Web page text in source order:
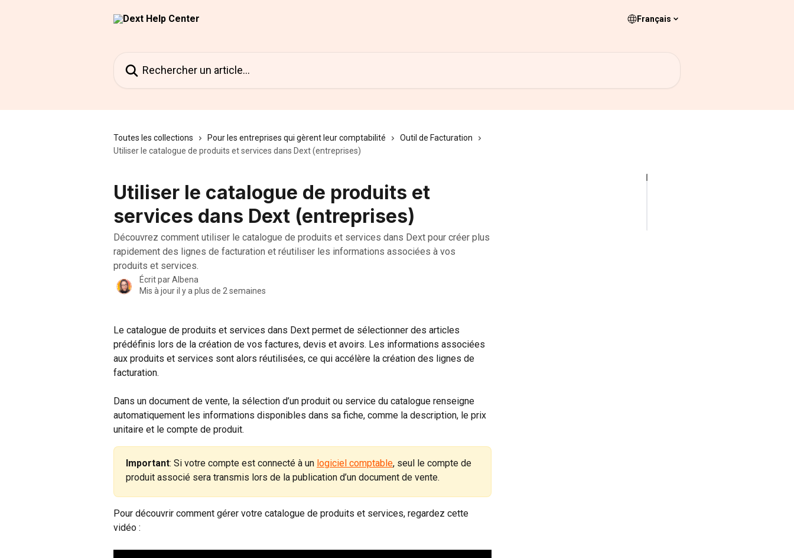
Français
Toutes les collections Pour les entreprises qui gèrent leur comptabilité
Outil de Facturation
Utiliser le catalogue de produits et services dans Dext (entreprises)
Utiliser le catalogue de produits et
services dans Dext (entreprises)
Découvrez comment utiliser le catalogue de produits et services dans Dext pour créer plus
rapidement des lignes de facturation et réutiliser les informations associées à vos
produits et services.
Écrit parAlbena
Mis à jour il y a plus de 2 semaines
Le catalogue de produits et services dans Dext permet de sélectionner des articles
prédéfinis lors de la création de vos factures, devis et avoirs. Les informations associées
aux produits et services sont alors réutilisées, ce qui accélère la création des lignes de
facturation.
Dans un document de vente, la sélection d’un produit ou service du catalogue renseigne
automatiquement les informations disponibles dans sa fiche, comme la description, le prix
unitaire et le compte de produit.
Important: Si votre compte est connecté à un logiciel comptable, seul le compte de
produit associé sera transmis lors de la publication d’un document de vente.
Pour découvrir comment gérer votre catalogue de produits et services, regardez cette
vidéo :